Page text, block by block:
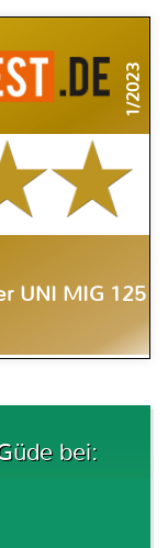
1/2023
UNI MIG 125
bei: